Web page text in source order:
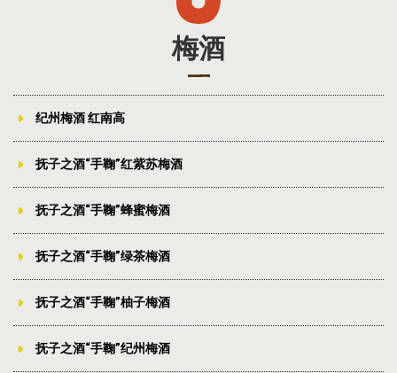
梅酒
纪州梅酒 红南高
抚子之酒“手鞠”红紫苏梅酒
抚子之酒“手鞠”蜂蜜梅酒
抚子之酒“手鞠”绿茶梅酒
抚子之酒“手鞠”柚子梅酒
抚子之酒“手鞠”纪州梅酒